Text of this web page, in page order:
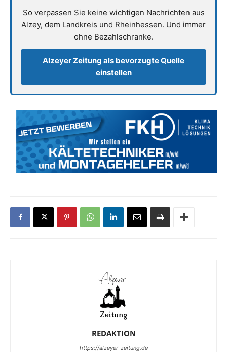
So verpassen Sie keine wichtigen Nachrichten aus
Alzey, dem Landkreis und Rheinhessen. Und immer
ohne Bezahlschranke.
Alzeyer Zeitung als bevorzugte Quelle
einstellen
REDAKTION
https://alzeyer-zeitung.de